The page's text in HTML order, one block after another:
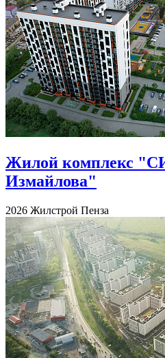
Жилой комплекс
Измайлова"
2026 Жилстрой Пенза